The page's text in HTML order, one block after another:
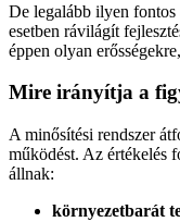
De legalább ilyen fontos
esetben rávilágít
éppen olyan
Mire irányítja a
A minősítési rendszer
működést. Az értékelés
állnak:
környezetbarát